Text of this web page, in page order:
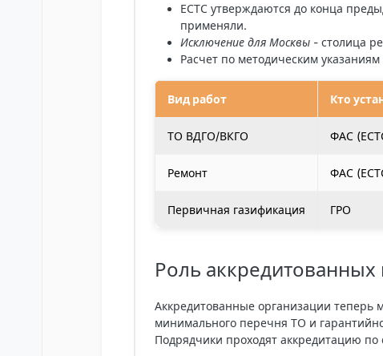
ЕСТС утверждаются до конца
применяли.
Исключение для Москвы - столица
Расчет по методическим указаниям
Вид работ Кто
ТО ВДГО/ВКГО ФАС
Ремонт ФАС
Первичная газификация ГРО
Роль
Аккредитованные организации теперь
минимального перечня ТО и
Подрядчики проходят аккредитацию по